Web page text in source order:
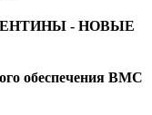
обеспечения ВМС